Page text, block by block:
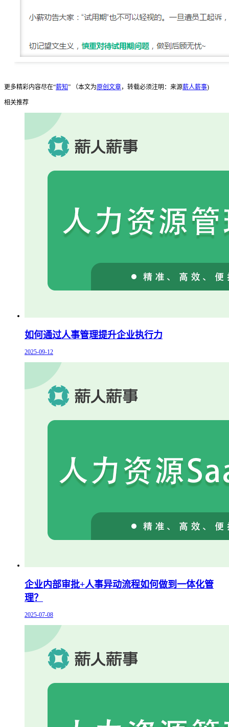
更多精彩内容尽在“薪知” （本文为原创文章，转载必须注明：来源薪人薪事)
相关推荐
如何通过人事管理提升企业执行力
2025-09-12
企业内部审批+人事异动流程如何做到一体化管
理？
2025-07-08